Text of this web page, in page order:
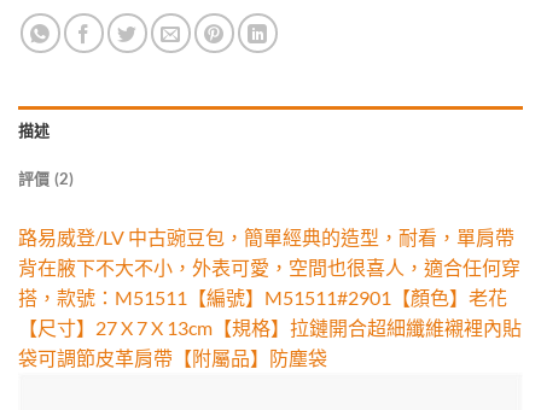
描述
評價 (2)
路易威登/LV 中古豌豆包，簡單經典的造型，耐看，單肩帶
背在腋下不大不小，外表可愛，空間也很喜人，適合任何穿
搭，款號：M51511【編號】M51511#2901【顏色】老花
【尺寸】27 X 7 X 13cm【規格】拉鏈開合超細纖維襯裡內貼
袋可調節皮革肩帶【附屬品】防塵袋